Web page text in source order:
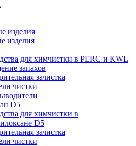
изделия
изделия
для химчистки в PERC и KWL
запахов
зачистка
чистки
D5
для химчистки в
D5
зачистка
чистки